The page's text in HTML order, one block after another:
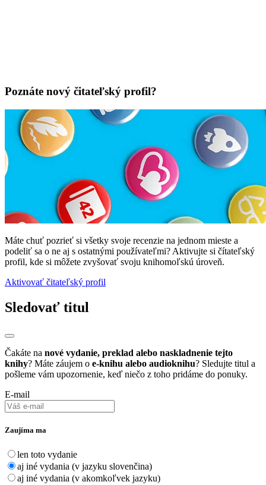
Poznáte nový čitateľský profil?
Máte chuť pozrieť si všetky svoje recenzie na jednom mieste a
podeliť sa o ne aj s ostatnými používateľmi? Aktivujte si čítateľský
profil, kde si môžete zvyšovať svoju knihomoľskú úroveň.
Aktivovať čitateľský profil
Sledovať titul
Čakáte na nové vydanie, preklad alebo naskladnenie tejto
knihy? Máte záujem o e-knihu alebo audioknihu? Sledujte titul a
pošleme vám upozornenie, keď niečo z toho pridáme do ponuky.
E-mail
Zaujíma ma
len toto vydanie
aj iné vydania (v jazyku slovenčina)
aj iné vydania (v akomkoľvek jazyku)